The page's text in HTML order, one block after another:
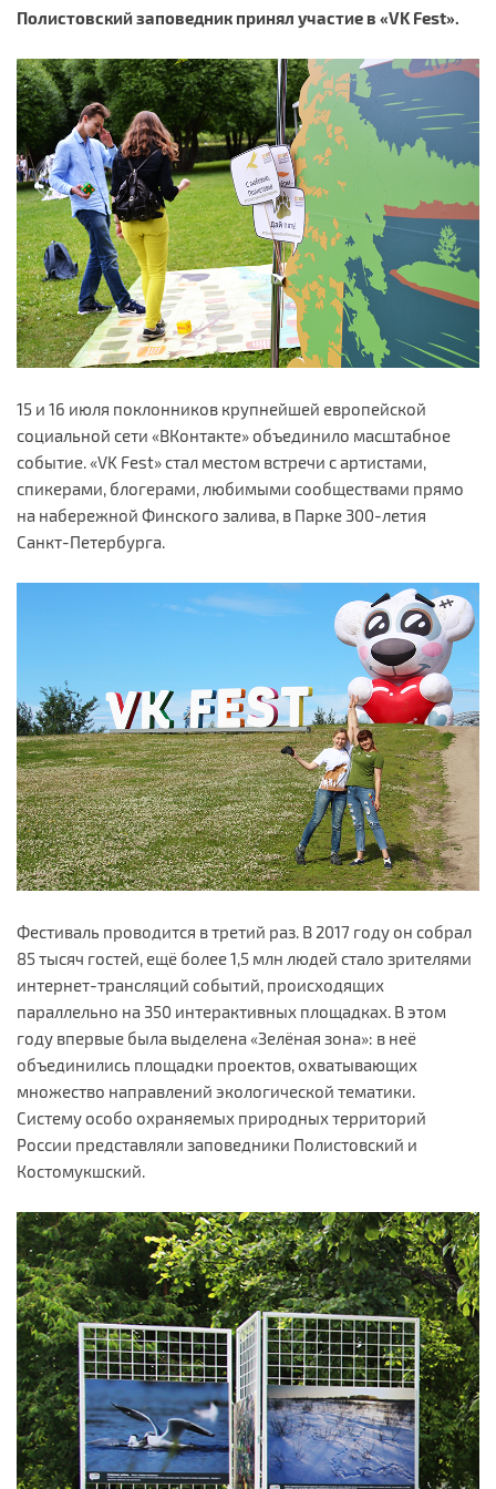
Полистовский заповедник принял участие в «VK Fest».
15 и 16 июля поклонников крупнейшей европейской
социальной сети «ВКонтакте» объединило масштабное
событие. «VK Fest» стал местом встречи с артистами,
спикерами, блогерами, любимыми сообществами прямо
на набережной Финского залива, в Парке 300-летия
Санкт-Петербурга.
Фестиваль проводится в третий раз. В 2017 году он собрал
85 тысяч гостей, ещё более 1,5 млн людей стало зрителями
интернет-трансляций событий, происходящих
параллельно на 350 интерактивных площадках. В этом
году впервые была выделена «Зелёная зона»: в неё
объединились площадки проектов, охватывающих
множество направлений экологической тематики.
Систему особо охраняемых природных территорий
России представляли заповедники Полистовский и
Костомукшский.